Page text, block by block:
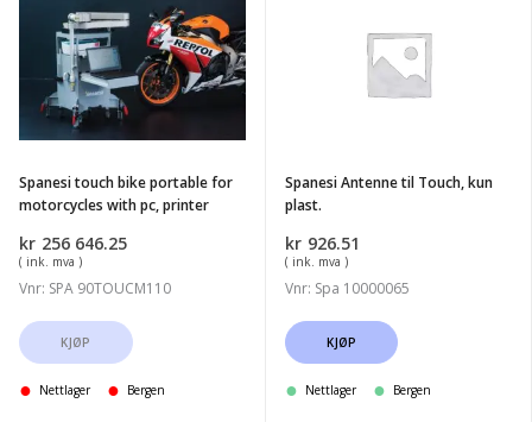
touch
bike
portable
for
motorcycles
pc,
printer
Spanesi touch bike portable for
motorcycles with pc, printer
kr 256 646.25
( ink. mva )
Vnr: SPA 90TOUCM110
KJØP
Nettlager Bergen
Spanesi Antenne til Touch, kun
plast.
kr 926.51
( ink. mva )
Vnr: Spa 10000065
KJØP
Nettlager Bergen